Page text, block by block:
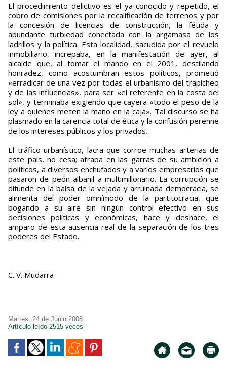
El procedimiento delictivo es el ya conocido y repetido, el
cobro de co­misiones por la recalificación de terrenos y por
la concesión de licencias de construc­ción, la fétida y
abundante turbiedad conectada con la argamasa de los
ladrillos y la política. Esta localidad, sacudida por el revuelo
inmobi­liario, increpaba, en la manifestación de ayer, al
alcalde que, al tomar el mando en el 2001, destilando
honradez, como acostumbran estos políticos, prometió
«erradicar de una vez por todas el urbanismo del trapi­cheo
y de las influencias», para ser «el refe­rente en la costa del
sol», y terminaba exigiendo que ca­yera «todo el peso de la
ley a quienes meten la mano en la caja». Tal discurso se ha
plasmado en la carencia total de ética y la confusión perenne
de los intereses públicos y los privados.
El tráfico urbanístico, lacra que corroe muchas arterias de
este país, no cesa; atrapa en las garras de su ambición a
políticos, a diversos enchufados y a varios empresarios que
pasaron de peón albañil a multimillonario. La corrupción se
difunde en la balsa de la vejada y arruinada democracia, se
alimenta del poder omnímodo de la partitocracia, que
bogando a su aire sin ningún control efectivo en sus
decisiones políticas y económicas, hace y deshace, el
amparo de esta ausencia real de la separación de los tres
poderes del Estado.
C. V. Mudarra
Martes, 24 de Junio 2008
Artículo leído 2515 veces